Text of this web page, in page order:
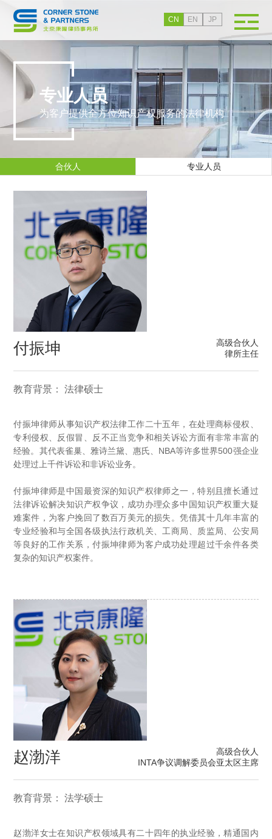
CN EN JP
专业人员
为客户提供全方位知识产权服务的法律机构
合伙人 专业人员
付振坤
高级合伙人
律所主任
教育背景： 法律硕士
付振坤律师从事知识产权法律工作二十五年，在处理商标侵权、
专利侵权、反假冒、反不正当竞争和相关诉讼方面有非常丰富的
经验。其代表雀巢、雅诗兰黛、惠氏、NBA等许多世界500强企业
处理过上千件诉讼和非诉讼业务。
付振坤律师是中国最资深的知识产权律师之一，特别且擅长通过
法律诉讼解决知识产权争议，成功办理众多中国知识产权重大疑
难案件，为客户挽回了数百万美元的损失。凭借其十几年丰富的
专业经验和与全国各级执法行政机关、工商局、质监局、公安局
等良好的工作关系，付振坤律师为客户成功处理超过千余件各类
复杂的知识产权案件。
赵渤洋
高级合伙人
INTA争议调解委员会亚太区主席
教育背景： 法学硕士
赵渤洋女士在知识产权领域具有二十四年的执业经验，精通国内